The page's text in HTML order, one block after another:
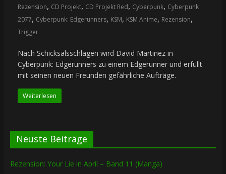
Rezension, CD Projekt, CD Projekt Red, Cyberpunk, Cyberpunk
2077, Cyberpunk: Edgerunners, KSM, KSM Anime, Rezension,
Trigger
Nach Schicksalsschlägen wird David Martinez in
Cyberpunk: Edgerunners zu einem Edgerunner und erfüllt
mit seinen neuen Freunden gefährliche Aufträge.
Weiterlesen
Neuste Beiträge
Rezension: Your Lie in April – Band 11 (Manga)